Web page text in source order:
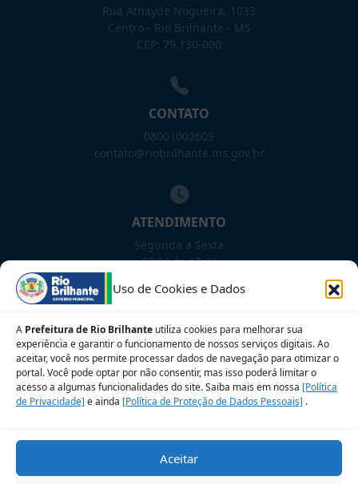
Uso de Cookies e Dados
A Prefeitura de Rio Brilhante utiliza cookies para melhorar sua
experiência e garantir o funcionamento de nossos serviços digitais. Ao
aceitar, você nos permite processar dados de navegação para otimizar o
portal. Você pode optar por não consentir, mas isso poderá limitar o
acesso a algumas funcionalidades do site. Saiba mais em nossa [Política
de Privacidade] e ainda [Política de Proteção de Dados Pessoais] .
Aceitar
Rua Athayde Nogueira, 1033
Centro - Rio Brilhante - MS
CEP: 79.130-000
CONTATO
08001002609
contato@riobrilhante.ms.gov.br
ATENDIMENTO
Segunda a Sexta
07:00 às 13:00
NOSSAS REDES!
Siga para novidades
Sobre a LGPD
Perguntas frequentes
Avalie nosso site